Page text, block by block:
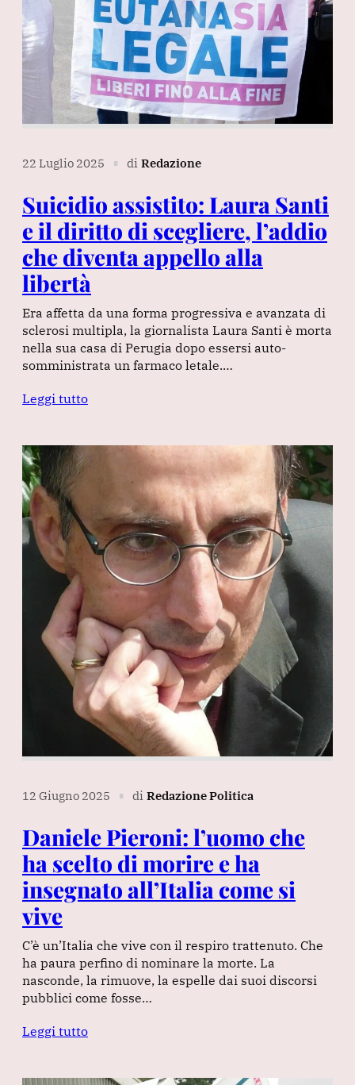
22 Luglio 2025 ∎ di Redazione
Suicidio assistito: Laura Santi
e il diritto di scegliere, l’addio
che diventa appello alla
libertà
Era affetta da una forma progressiva e avanzata di
sclerosi multipla, la giornalista Laura Santi è morta
nella sua casa di Perugia dopo essersi auto-
somministrata un farmaco letale.…
Leggi tutto
12 Giugno 2025 ∎ di Redazione Politica
Daniele Pieroni: l’uomo che
ha scelto di morire e ha
insegnato all’Italia come si
vive
C’è un’Italia che vive con il respiro trattenuto. Che
ha paura perfino di nominare la morte. La
nasconde, la rimuove, la espelle dai suoi discorsi
pubblici come fosse…
Leggi tutto